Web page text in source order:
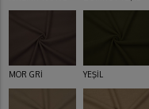
MOR GRİ YEŞİL